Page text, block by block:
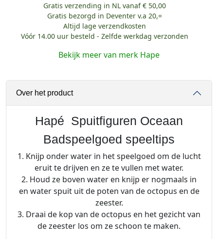
Gratis verzending in NL vanaf € 50,00
Gratis bezorgd in Deventer v.a 20,=
Altijd lage verzendkosten
Vóór 14.00 uur besteld - Zelfde werkdag verzonden
Bekijk meer van merk Hape
Over het product
Hapé Spuitfiguren Oceaan
Badspeelgoed speeltips
1. Knijp onder water in het speelgoed om de lucht
eruit te drijven en ze te vullen met water.
2. Houd ze boven water en knijp er nogmaals in
en water spuit uit de poten van de octopus en de
zeester.
3. Draai de kop van de octopus en het gezicht van
de zeester los om ze schoon te maken.